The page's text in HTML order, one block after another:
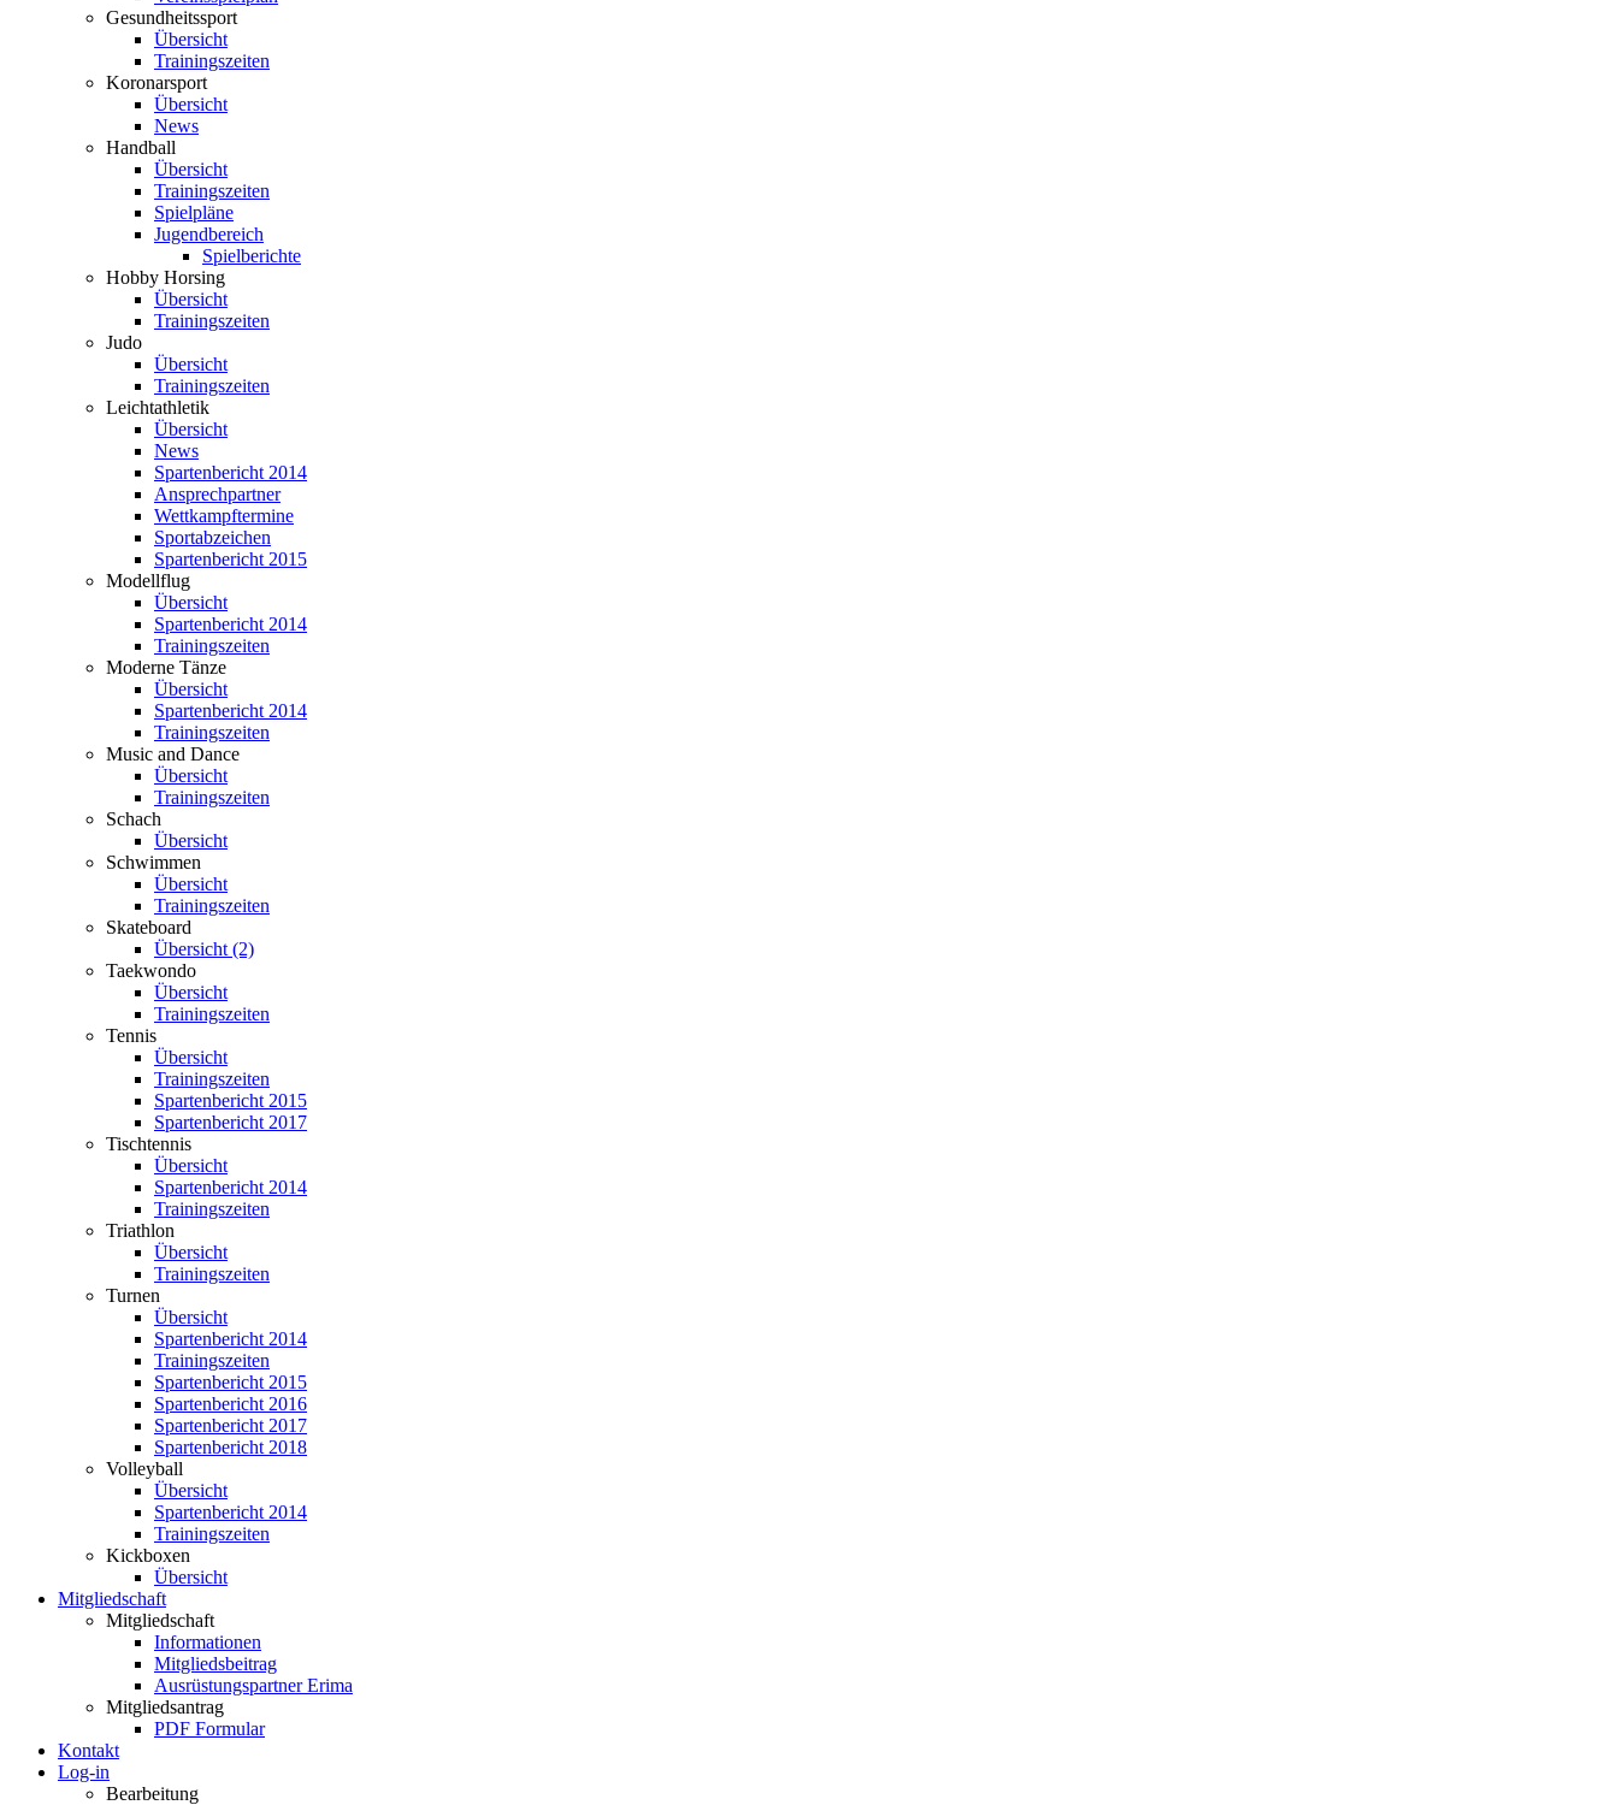
Gesundheitssport
Übersicht
Trainingszeiten
Koronarsport
Übersicht
News
Handball
Übersicht
Trainingszeiten
Spielpläne
Jugendbereich
Spielberichte
Hobby Horsing
Übersicht
Trainingszeiten
Judo
Übersicht
Trainingszeiten
Leichtathletik
Übersicht
News
Spartenbericht 2014
Ansprechpartner
Wettkampftermine
Sportabzeichen
Spartenbericht 2015
Modellflug
Übersicht
Spartenbericht 2014
Trainingszeiten
Moderne Tänze
Übersicht
Spartenbericht 2014
Trainingszeiten
Music and Dance
Übersicht
Trainingszeiten
Schach
Übersicht
Schwimmen
Übersicht
Trainingszeiten
Skateboard
Übersicht (2)
Taekwondo
Übersicht
Trainingszeiten
Tennis
Übersicht
Trainingszeiten
Spartenbericht 2015
Spartenbericht 2017
Tischtennis
Übersicht
Spartenbericht 2014
Trainingszeiten
Triathlon
Übersicht
Trainingszeiten
Turnen
Übersicht
Spartenbericht 2014
Trainingszeiten
Spartenbericht 2015
Spartenbericht 2016
Spartenbericht 2017
Spartenbericht 2018
Volleyball
Übersicht
Spartenbericht 2014
Trainingszeiten
Kickboxen
Übersicht
Mitgliedschaft
Mitgliedschaft
Informationen
Mitgliedsbeitrag
Ausrüstungspartner Erima
Mitgliedsantrag
PDF Formular
Kontakt
Log-in
Bearbeitung